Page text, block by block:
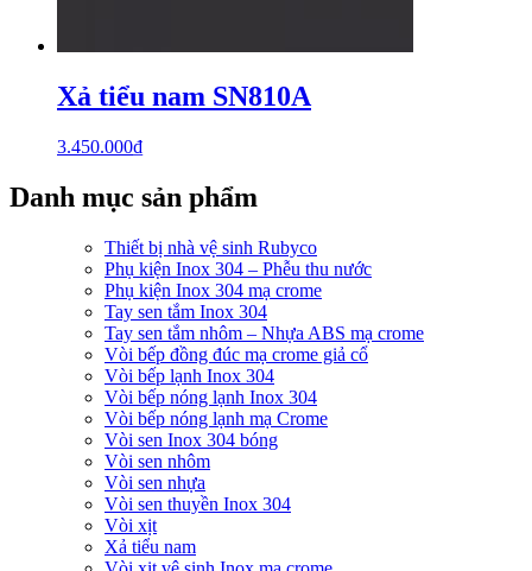
Xả tiểu nam SN810A
3.450.000₫
Danh mục sản phẩm
Thiết bị nhà vệ sinh Rubyco
Phụ kiện Inox 304 – Phễu thu nước
Phụ kiện Inox 304 mạ crome
Tay sen tắm Inox 304
Tay sen tắm nhôm – Nhựa ABS mạ crome
Vòi bếp đồng đúc mạ crome giả cổ
Vòi bếp lạnh Inox 304
Vòi bếp nóng lạnh Inox 304
Vòi bếp nóng lạnh mạ Crome
Vòi sen Inox 304 bóng
Vòi sen nhôm
Vòi sen nhựa
Vòi sen thuyền Inox 304
Vòi xịt
Xả tiểu nam